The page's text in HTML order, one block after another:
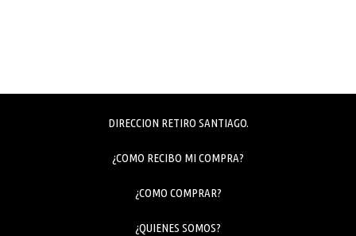
DIRECCION RETIRO SANTIAGO.
¿COMO RECIBO MI COMPRA?
¿COMO COMPRAR?
¿QUIENES SOMOS?